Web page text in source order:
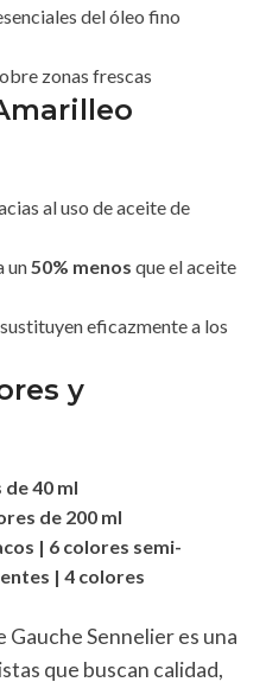
del óleo fino
zonas frescas
al uso de aceite de
un50% menos que el aceite
eficazmente a los
y
40 ml
de 200 ml
| 6 colores semi-
| 4 colores
Gauche Sennelier es una
que buscan calidad,